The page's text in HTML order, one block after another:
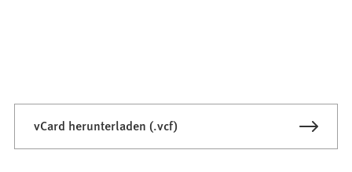
vCard herunterladen (.vcf)